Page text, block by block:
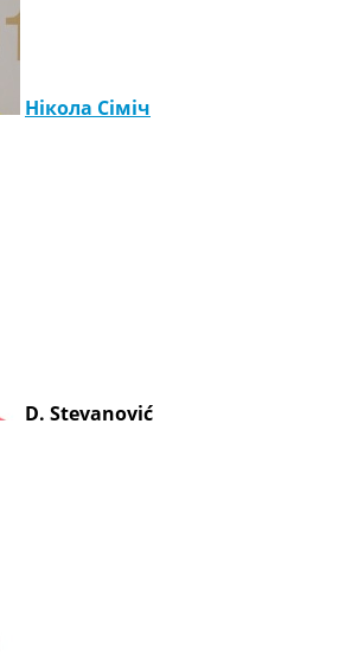
Нікола Сіміч
D. Stevanović